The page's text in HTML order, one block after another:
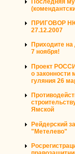
ПРИГОВОР
27.12.2007
Приходите
7 ноября!
Проект
о законности
гуляния 26
Ямской
Рейдерский
"Метелево"